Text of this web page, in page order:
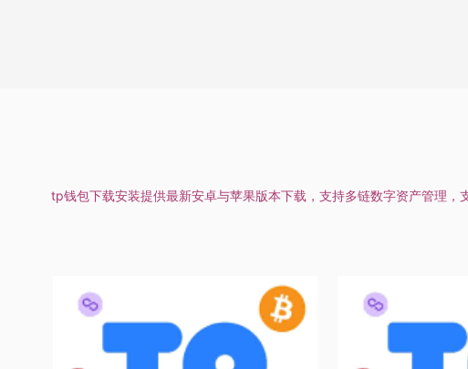
tp钱包下载安装提供最新安卓与苹果版本下载，支持多链数字资产管理